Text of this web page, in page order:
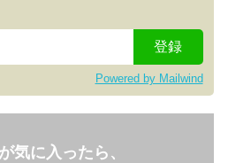
Powered by Mailwind
気に入ったら、